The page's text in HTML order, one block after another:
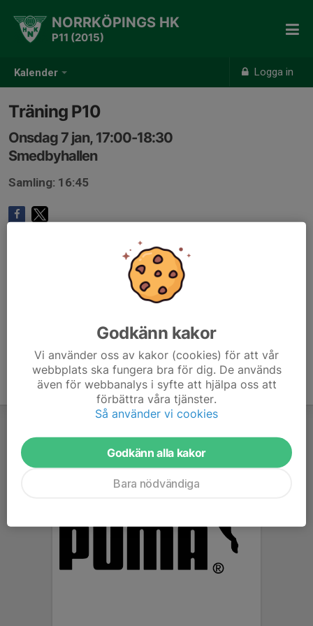
Kalender Logga in
NORRKÖPINGS HK
P11 (2015)
Träning P10
Onsdag 7 jan, 17:00-18:30
Smedbyhallen
Samling: 16:45
Godkänn kakor
Vi använder oss av kakor (cookies) för att vår
webbplats ska fungera bra för dig. De används
även för webbanalys i syfte att hjälpa oss att
förbättra våra tjänster.
Så använder vi cookies
Godkänn alla kakor
Bara nödvändiga